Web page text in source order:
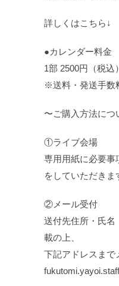
詳しくはこちら↓
●カレンダー料金
1部 2500円（税込）
※送料・発送手数
〜ご購入方法につ
①ライブ会場
専用用紙に必要事
をしていただきま
②メール受付
送付先住所・氏名
載の上、
下記アドレスまで